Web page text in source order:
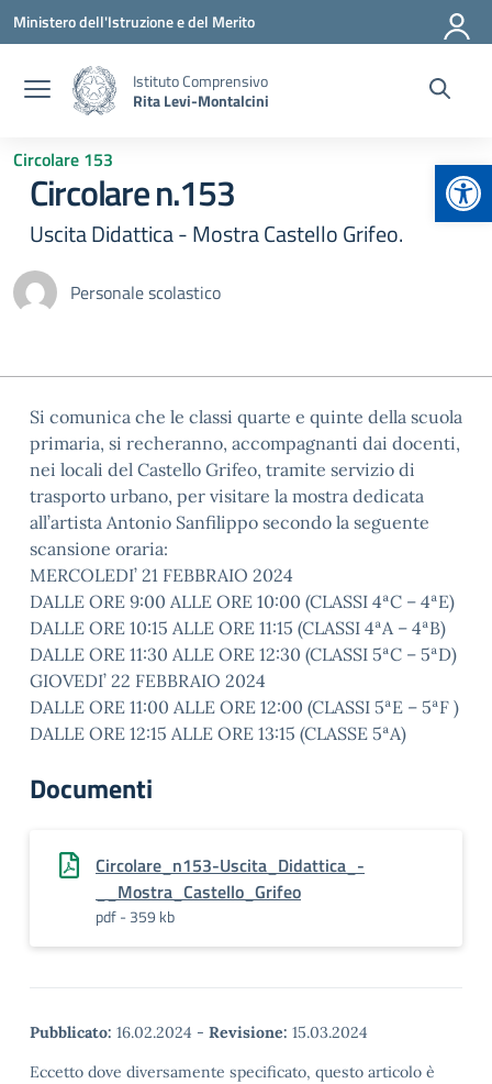
Vai ai contenuti
Vai al menu di navigazione
Vai al footer
Ministero dell'Istruzione e del Merito
Istituto Comprensivo
Rita Levi-Montalcini
Circolare 153
Circolare n.153
Uscita Didattica - Mostra Castello Grifeo.
Personale scolastico
Si comunica che le classi quarte e quinte della scuola
primaria, si recheranno, accompagnanti dai docenti,
nei locali del Castello Grifeo, tramite servizio di
trasporto urbano, per visitare la mostra dedicata
all’artista Antonio Sanfilippo secondo la seguente
scansione oraria:
MERCOLEDI’ 21 FEBBRAIO 2024
DALLE ORE 9:00 ALLE ORE 10:00 (CLASSI 4ªC – 4ªE)
DALLE ORE 10:15 ALLE ORE 11:15 (CLASSI 4ªA – 4ªB)
DALLE ORE 11:30 ALLE ORE 12:30 (CLASSI 5ªC – 5ªD)
GIOVEDI’ 22 FEBBRAIO 2024
DALLE ORE 11:00 ALLE ORE 12:00 (CLASSI 5ªE – 5ªF )
DALLE ORE 12:15 ALLE ORE 13:15 (CLASSE 5ªA)
Documenti
Circolare_n153-Uscita_Didattica_-
__Mostra_Castello_Grifeo
pdf - 359 kb
Pubblicato: 16.02.2024 - Revisione: 15.03.2024
Eccetto dove diversamente specificato, questo articolo è